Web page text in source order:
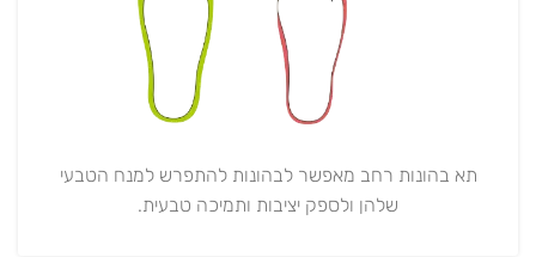
תא בהונות רחב מאפשר לבהונות להתפרש למנח הטבעי
שלהן ולספק יציבות ותמיכה טבעית.